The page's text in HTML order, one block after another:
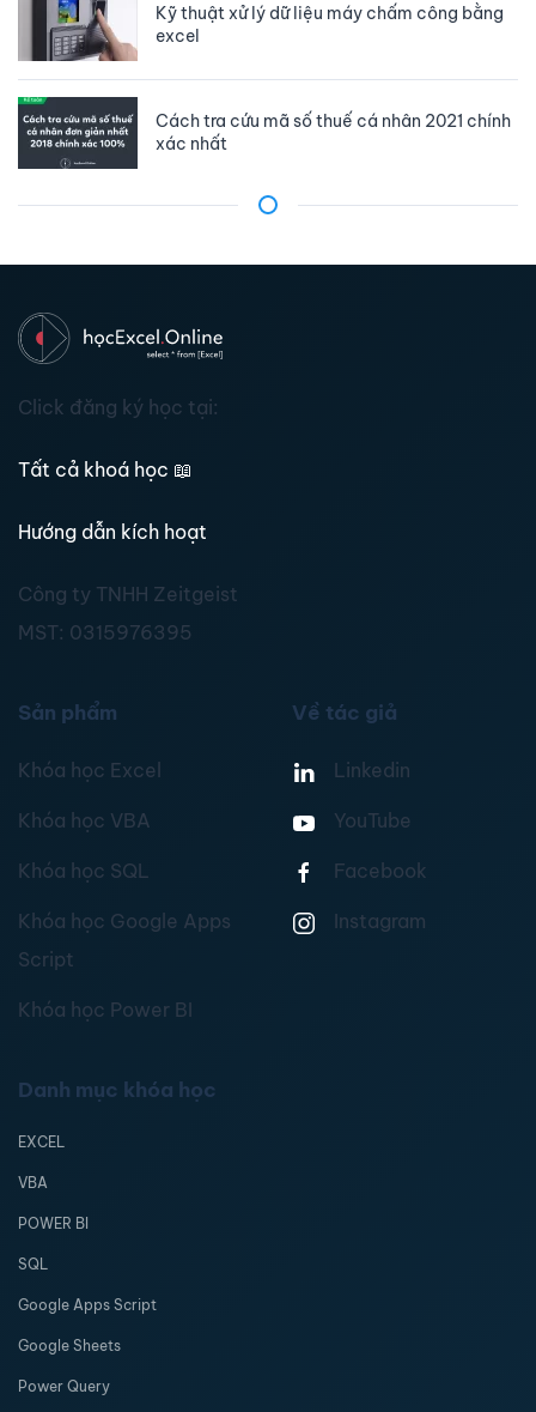
Kỹ thuật xử lý dữ liệu máy chấm công bằng
excel
Cách tra cứu mã số thuế cá nhân 2021 chính
xác nhất
Click đăng ký học tại:
Tất cả khoá học 📖
Hướng dẫn kích hoạt
Công ty TNHH Zeitgeist
MST: 0315976395
Sản phẩm
Khóa học Excel
Khóa học VBA
Khóa học SQL
Khóa học Google Apps
Script
Khóa học Power BI
Về tác giả
Linkedin
YouTube
Facebook
Instagram
Danh mục khóa học
EXCEL
VBA
POWER BI
SQL
Google Apps Script
Google Sheets
Power Query